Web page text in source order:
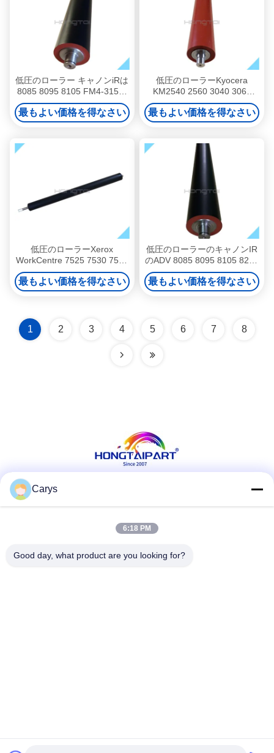
低圧のローラー キャノンiRは
8085 8095 8105 FM4-3158-
000を進める。
最もよい価格を得なさい
低圧のローラーKyocera
KM2540 2560 3040 3060
2H025270
最もよい価格を得なさい
低圧のローラーXerox
WorkCentre 7525 7530 7535
7545 7556 7830 7835 7845
7855 IVC2270 2277 3370
3371 3373 3375 447
最もよい価格を得なさい
低圧のローラーのキャノンIR
のADV 8085 8095 8105 8205
8285 8295 FM4-3158-000。
最もよい価格を得なさい
1 2 3 4 5 6 7 8
迅速な連絡
中国 良い 品質 トナー カートリッジ 製造者。版権の© 2016-2026
Carys
6:18 PM
Good day, what product are you looking for?